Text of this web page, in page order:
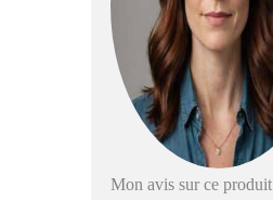
Mon avis sur ce produit